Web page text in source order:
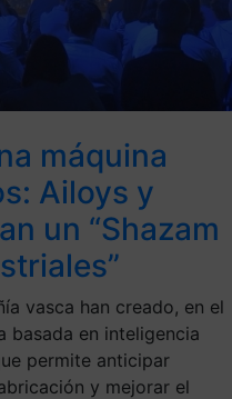
máquina
Ailoys y
un “Shazam
vasca han creado, en el
basada en inteligencia
permite anticipar
y mejorar el